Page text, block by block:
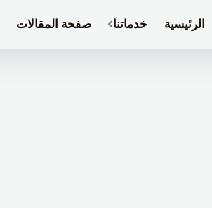
الرئيسية خدماتنا صفحة المقالات